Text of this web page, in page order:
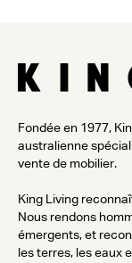
Fondée en 1977,
australienne
vente de mobilier.
King Living
Nous rendons
émergents, et
les terres, les eaux